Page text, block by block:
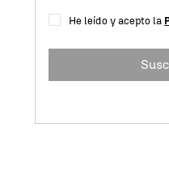
He leído y acepto la